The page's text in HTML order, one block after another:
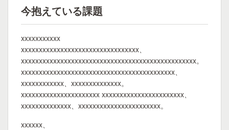
今抱えている課題
xxxxxxxxxxx
xxxxxxxxxxxxxxxxxxxxxxxxxxxxxxxxx、
xxxxxxxxxxxxxxxxxxxxxxxxxxxxxxxxxxxxxxxxxxxxxxxxx。
xxxxxxxxxxxxxxxxxxxxxxxxxxxxxxxxxxxxxxxxxxx、
xxxxxxxxxxxx、xxxxxxxxxxxxxx。
xxxxxxxxxxxxxxxxxxxxxx xxxxxxxxxxxxxxxxxxxxxxx、
xxxxxxxxxxxxxx、xxxxxxxxxxxxxxxxxxxxxxx。
xxxxxx、